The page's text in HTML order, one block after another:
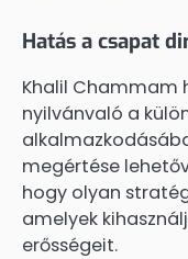
Hatás a csapat
Khalil Chammam
nyilvánvaló a
megértése
hogy olyan
amelyek
erősségeit.